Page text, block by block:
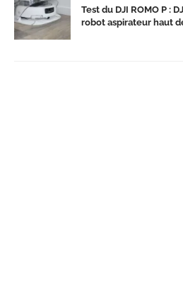
Test du DJI ROMO P :
robot aspirateur haut